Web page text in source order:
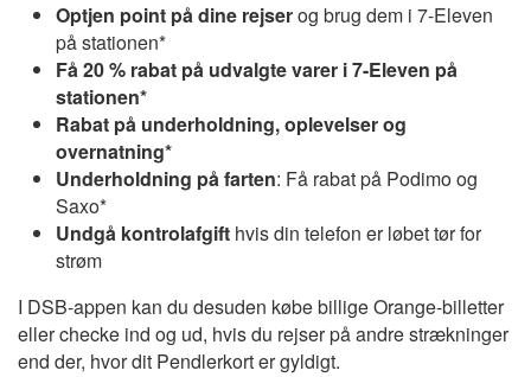
Optjen point på dine rejserog brug dem i 7-Eleven
på stationen*
Få 20 % rabat på udvalgte varer i 7-Eleven på
stationen*
Rabat på underholdning, oplevelser og
overnatning*
Underholdning på farten: Få rabat på Podimo og
Saxo*
Undgå kontrolafgift hvis din telefon er løbet tør for
strøm
I DSB-appen kan du desuden købe billige Orange-billetter
eller checke ind og ud, hvis du rejser på andre strækninger
end der, hvor dit Pendlerkort er gyldigt.